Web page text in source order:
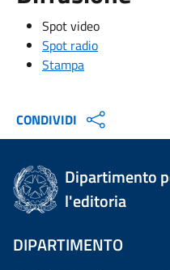
Spot video
Spot radio
Stampa
CONDIVIDI
Dipartimento
l'editoria
DIPARTIMENTO